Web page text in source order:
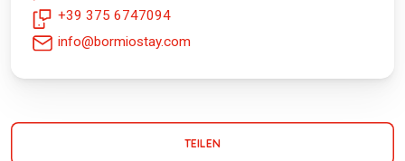
+39 375 6747094
info@bormiostay.com
TEILEN